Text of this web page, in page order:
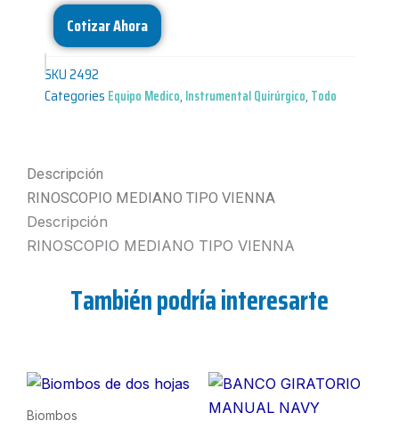
Cotizar Ahora
SKU2492
Categories Equipo Medico, Instrumental Quirúrgico, Todo
Descripción
RINOSCOPIO MEDIANO TIPO VIENNA
Descripción
RINOSCOPIO MEDIANO TIPO VIENNA
También podría interesarte
Biombos